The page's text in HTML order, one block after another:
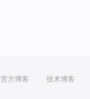
官方博客 技术博客